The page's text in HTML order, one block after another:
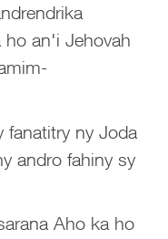
ho an'i Jehovah
ny Joda
andro fahiny sy
Aho ka ho